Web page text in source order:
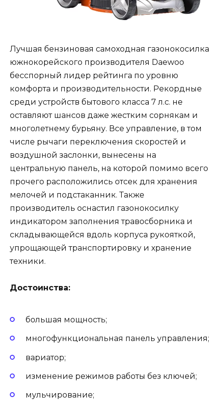
Лучшая бензиновая самоходная газонокосилка
южнокорейского производителя Daewoo
бесспорный лидер рейтинга по уровню
комфорта и производительности. Рекордные
среди устройств бытового класса 7 л.с. не
оставляют шансов даже жестким сорнякам и
многолетнему бурьяну. Все управление, в том
числе рычаги переключения скоростей и
воздушной заслонки, вынесены на
центральную панель, на которой помимо всего
прочего расположились отсек для хранения
мелочей и подстаканник. Также
производитель оснастил газонокосилку
индикатором заполнения травосборника и
складывающейся вдоль корпуса рукояткой,
упрощающей транспортировку и хранение
техники.
Достоинства:
большая мощность;
многофункциональная панель управления;
вариатор;
изменение режимов работы без ключей;
мульчирование;